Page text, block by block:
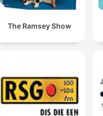
The Ramsey Show